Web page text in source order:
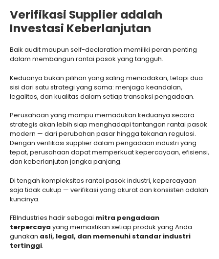
Verifikasi Supplier adalah
Investasi Keberlanjutan
Baik audit maupun self-declaration memiliki peran penting
dalam membangun rantai pasok yang tangguh.
Keduanya bukan pilihan yang saling meniadakan, tetapi dua
sisi dari satu strategi yang sama: menjaga keandalan,
legalitas, dan kualitas dalam setiap transaksi pengadaan.
Perusahaan yang mampu memadukan keduanya secara
strategis akan lebih siap menghadapi tantangan rantai pasok
modern — dari perubahan pasar hingga tekanan regulasi.
Dengan verifikasi supplier dalam pengadaan industri yang
tepat, perusahaan dapat memperkuat kepercayaan, efisiensi,
dan keberlanjutan jangka panjang.
Di tengah kompleksitas rantai pasok industri, kepercayaan
saja tidak cukup — verifikasi yang akurat dan konsisten adalah
kuncinya.
FBIndustries hadir sebagai mitra pengadaan
terpercaya yang memastikan setiap produk yang Anda
gunakan asli, legal, dan memenuhi standar industri
tertinggi.